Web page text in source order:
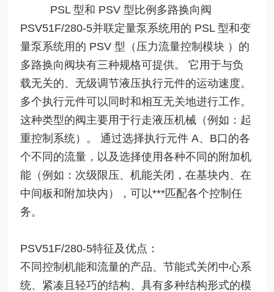
PSL 型和 PSV 型比例多路换向阀
PSV51F/280-5并联定量泵系统用的 PSL 型和变
量泵系统用的 PSV 型（压力流量控制模块 ）的
多路换向阀块有三种规格可提供。 它用于与负
载无关的、无级调节液压执行元件的运动速度。
多个执行元件可以同时和相互无关地进行工作。
这种类型的阀主要用于行走液压机械（例如：起
重控制系统）。 通过选择执行元件 A、B口的各
个不同的流量，以及选择使用各种不同的附加机
能（例如：次级限压、机能关闭，在基块内、在
中间板和附加块内），可以***匹配各个控制任
务。
PSV51F/280-5特征及优点：
不同控制机能和流量的产品、节能式关闭中心系
统、紧凑且轻巧的结构、具有多种结构形式的模